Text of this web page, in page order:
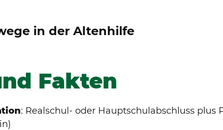
in der Altenhilfe
Fakten
: Realschul- oder Hauptschulabschluss plus